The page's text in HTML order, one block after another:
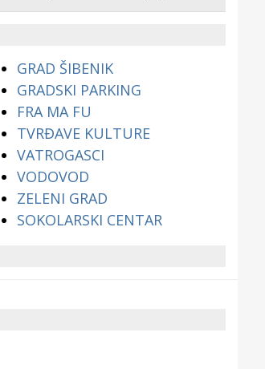
GRAD ŠIBENIK
GRADSKI PARKING
FRA MA FU
TVRĐAVE KULTURE
VATROGASCI
VODOVOD
ZELENI GRAD
SOKOLARSKI CENTAR